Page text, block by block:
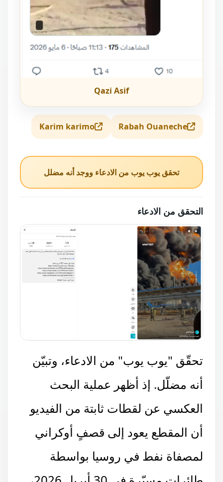
Qazi Asif
Rabah Ouaneche
Karim karimo
تحقق يوب يوب من الادعاء ووجد أنه مضلل
التحقق من الادعاء
تحقّق "يوب يوب" من الادعاء، وتبيّن
أنه مضلّل. إذ أظهر عملية البحث
العكسي عن لقطات ثابتة من الفيديو
أن المقطع يعود إلى قصفٍ أوكراني
لمصفاة نفط في روسيا بواسطة